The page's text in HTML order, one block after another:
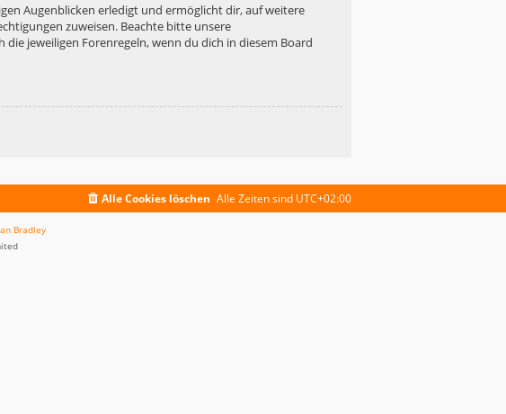
Augenblicken erledigt und ermöglicht dir, auf weitere
zuweisen. Beachte bitte unsere
jeweiligen Forenregeln, wenn du dich in diesem Board
Alle Zeiten sind UTC+02:00
Alle Cookies löschen
Bradley